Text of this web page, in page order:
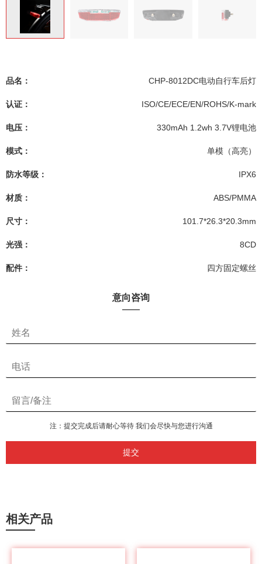
品名： CHP-8012DC电动自行车后灯
认证： ISO/CE/ECE/EN/ROHS/K-mark
电压： 330mAh 1.2wh 3.7V锂电池
模式： 单模（高亮）
防水等级： IPX6
材质： ABS/PMMA
尺寸： 101.7*26.3*20.3mm
光强： 8CD
配件： 四方固定螺丝
意向咨询
提交
注：提交完成后请耐心等待 我们会尽快与您进行沟通
相关产品